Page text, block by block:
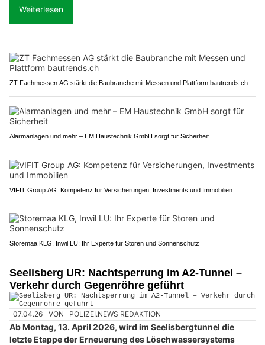
Weiterlesen
ZT Fachmessen AG stärkt die Baubranche mit Messen und Plattform bautrends.ch
Alarmanlagen und mehr – EM Haustechnik GmbH sorgt für Sicherheit
VIFIT Group AG: Kompetenz für Versicherungen, Investments und Immobilien
Storemaa KLG, Inwil LU: Ihr Experte für Storen und Sonnenschutz
Seelisberg UR: Nachtsperrung im A2-Tunnel –
Verkehr durch Gegenröhre geführt
07.04.26 VON POLIZEI.NEWS REDAKTION
Ab Montag, 13. April 2026, wird im Seelisbergtunnel die
letzte Etappe der Erneuerung des Löschwassersystems